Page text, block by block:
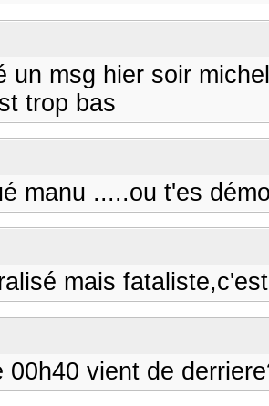
un msg hier soir
trop bas
manu .....ou t'es
mais
00h40 vient de